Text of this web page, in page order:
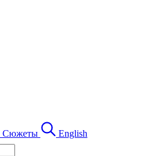
Сюжеты English